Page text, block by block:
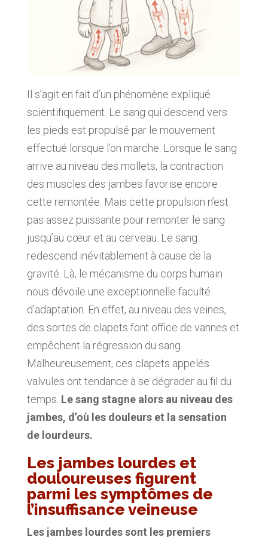
Il s’agit en fait d’un phénomène expliqué
scientifiquement. Le sang qui descend vers
les pieds est propulsé par le mouvement
effectué lorsque l’on marche. Lorsque le sang
arrive au niveau des mollets, la contraction
des muscles des jambes favorise encore
cette remontée. Mais cette propulsion n’est
pas assez puissante pour remonter le sang
jusqu’au cœur et au cerveau. Le sang
redescend inévitablement à cause de la
gravité. Là, le mécanisme du corps humain
nous dévoile une exceptionnelle faculté
d’adaptation. En effet, au niveau des veines,
des sortes de clapets font office de vannes et
empêchent la régression du sang.
Malheureusement, ces clapets appelés
valvules ont tendance à se dégrader au fil du
temps. Le sang stagne alors au niveau des
jambes, d’où les douleurs et la sensation
de lourdeurs.
Les jambes lourdes et
douloureuses figurent
parmi les symptômes de
l’insuffisance veineuse
Les jambes lourdes sont les premiers